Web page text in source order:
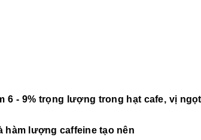
6 - 9% trọng lượng trong hạt cafe, vị
hàm lượng caffeine tạo nên